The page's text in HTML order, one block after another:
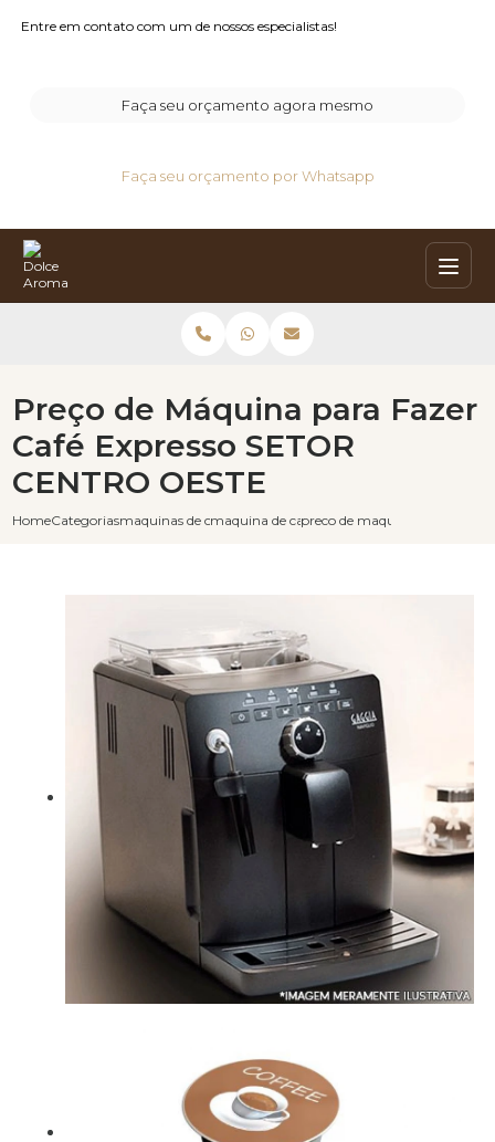
Entre em contato com um de nossos especialistas!
Faça seu orçamento agora mesmo
Faça seu orçamento por Whatsapp
HomeCategoriasmaquinas de cafe expressomaquina de cafe baristapreco de maquina para fazer
Preço de Máquina para Fazer
Café Expresso SETOR
CENTRO OESTE